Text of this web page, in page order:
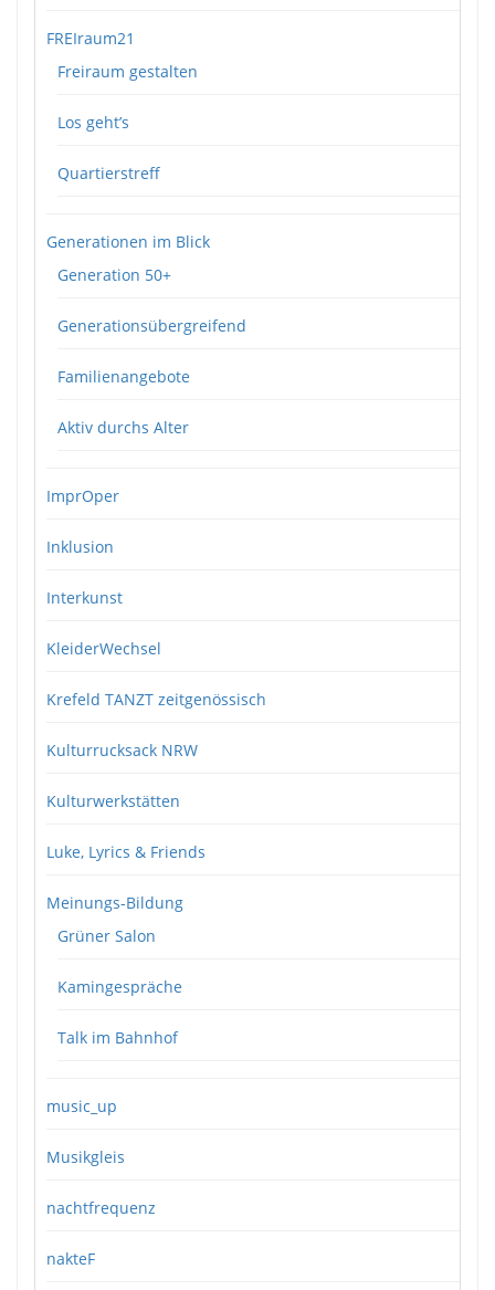
FREIraum21
Freiraum gestalten
Los geht’s
Quartierstreff
Generationen im Blick
Generation 50+
Generationsübergreifend
Familienangebote
Aktiv durchs Alter
ImprOper
Inklusion
Interkunst
KleiderWechsel
Krefeld TANZT zeitgenössisch
Kulturrucksack NRW
Kulturwerkstätten
Luke, Lyrics & Friends
Meinungs-Bildung
Grüner Salon
Kamingespräche
Talk im Bahnhof
music_up
Musikgleis
nachtfrequenz
nakteF